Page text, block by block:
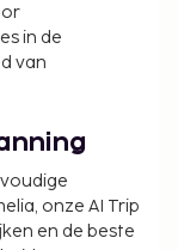
in de
van
onze AI Trip
en de beste